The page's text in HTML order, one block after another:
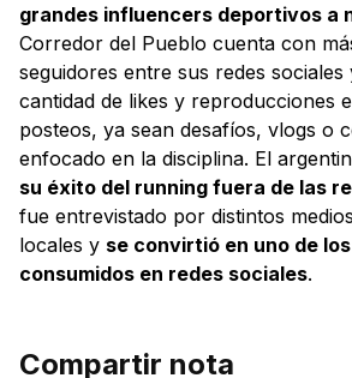
grandes influencers deportivos a
Corredor del Pueblo cuenta con
seguidores entre sus redes sociales
cantidad de likes y reproducciones
posteos, ya sean desafíos, vlogs o
enfocado en la disciplina. El
su éxito del running fuera de las
fue entrevistado por distintos
locales y se convirtió en uno de
consumidos en redes sociales.
Compartir nota